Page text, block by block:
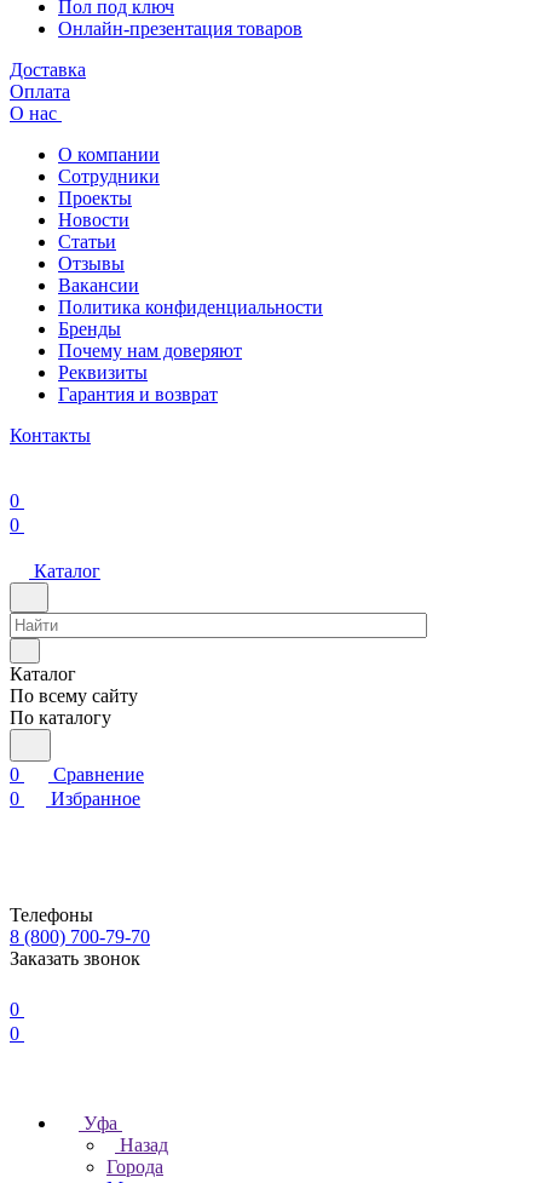
Пол под ключ
Онлайн-презентация товаров
Доставка
Оплата
О нас
О компании
Сотрудники
Проекты
Новости
Статьи
Отзывы
Вакансии
Политика конфиденциальности
Бренды
Почему нам доверяют
Реквизиты
Гарантия и возврат
Контакты
0
0
Каталог
Каталог
По всему сайту
По каталогу
0
Сравнение
0
Избранное
Телефоны
8 (800) 700-79-70
Заказать звонок
0
0
Уфа
Назад
Города